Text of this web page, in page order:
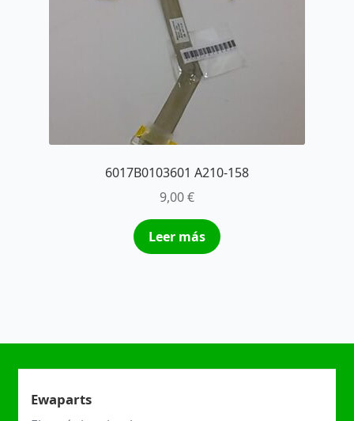
6017B0103601 A210-158
9,00€
Leer más
Ewaparts